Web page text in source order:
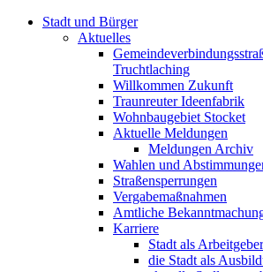
Stadt und Bürger
Aktuelles
Truchtlaching
Willkommen Zukunft
Traunreuter Ideenfabrik
Wohnbaugebiet Stocket
Aktuelle Meldungen
Meldungen Archiv
Wahlen und
Straßensperrungen
Vergabemaßnahmen
Amtliche
Karriere
Stadt als Arbeitgeber
die Stadt als